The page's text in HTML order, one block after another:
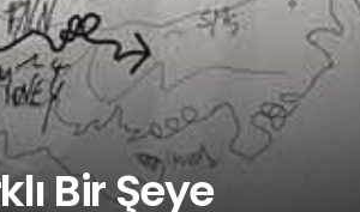
Bir Şeye